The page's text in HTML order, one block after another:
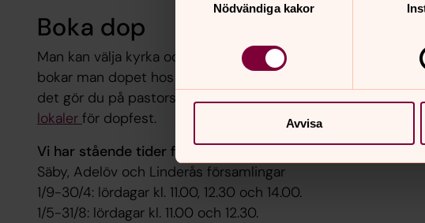
Nödvändiga kakor
Avvisa
Boka dop
Man kan välja kyrka och dopförsamling själv. I Säby, Linderås
bokar man dopet hos pastorsexpeditionen. Det finns
det gör du på pastorsexpeditionen. Det finns även möjlighet
lokaler för dopfest.
Vi har stående tider för dopgudstjänster:
Säby, Adelöv och Linderås församlingar
1/9-30/4: lördagar kl. 11.00, 12.30 och 14.00.
1/5-31/8: lördagar kl. 11.00 och 12.30.